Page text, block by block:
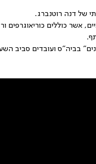
אשר כוללים כוריאוגרפים